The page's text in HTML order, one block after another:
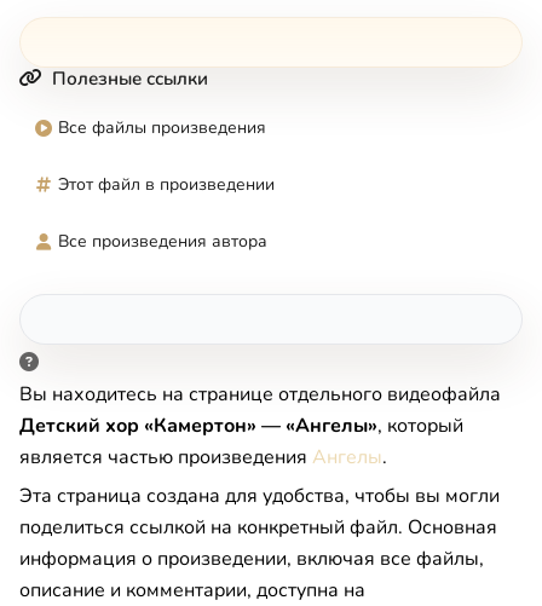
Полезные ссылки
Все файлы произведения
Этот файл в произведении
Все произведения автора
Вы находитесь на странице отдельного видеофайла
Детский хор «Камертон» — «Ангелы», который
является частью произведения Ангелы.
Эта страница создана для удобства, чтобы вы могли
поделиться ссылкой на конкретный файл. Основная
информация о произведении, включая все файлы,
описание и комментарии, доступна на